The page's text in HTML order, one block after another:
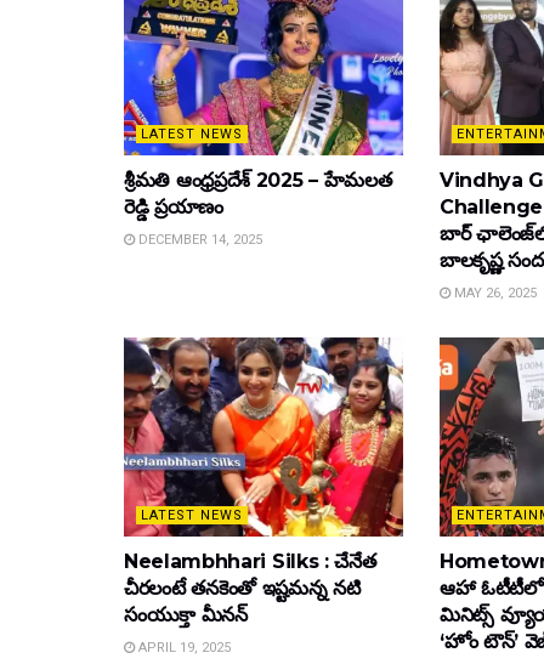
LATEST NEWS
శ్రీమతి ఆంధ్రప్రదేశ్ 2025 – హేమలత
రెడ్డి ప్రయాణం
DECEMBER 14, 2025
Vindhya
Challenge
బార్
బాల‌కృష్ణ‌
MAY 26, 2025
LATEST NEWS
Neelambhhari Silks : చేనేత
చీరలంటే తనకెంతో ఇష్టమన్న నటి
సంయుక్తా మీనన్‌
APRIL 19, 2025
ఆహా ఓటీటీలో
మినిట్స్
‘హోం టౌన్’